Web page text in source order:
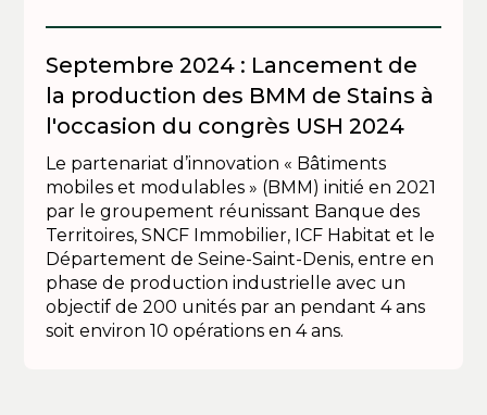
Septembre 2024 : Lancement de
la production des BMM de Stains à
l'occasion du congrès USH 2024
Le partenariat d’innovation « Bâtiments
mobiles et modulables » (BMM) initié en 2021
par le groupement réunissant Banque des
Territoires, SNCF Immobilier, ICF Habitat et le
Département de Seine-Saint-Denis, entre en
phase de production industrielle avec un
objectif de 200 unités par an pendant 4 ans
soit environ 10 opérations en 4 ans.